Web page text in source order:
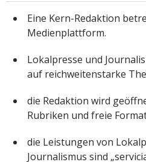
Eine Kern-Redaktion
Medienplattform.
Lokalpresse und
auf reichweitenstarke
die Redaktion wird
Rubriken und freie
die Leistungen von
Journalismus sind